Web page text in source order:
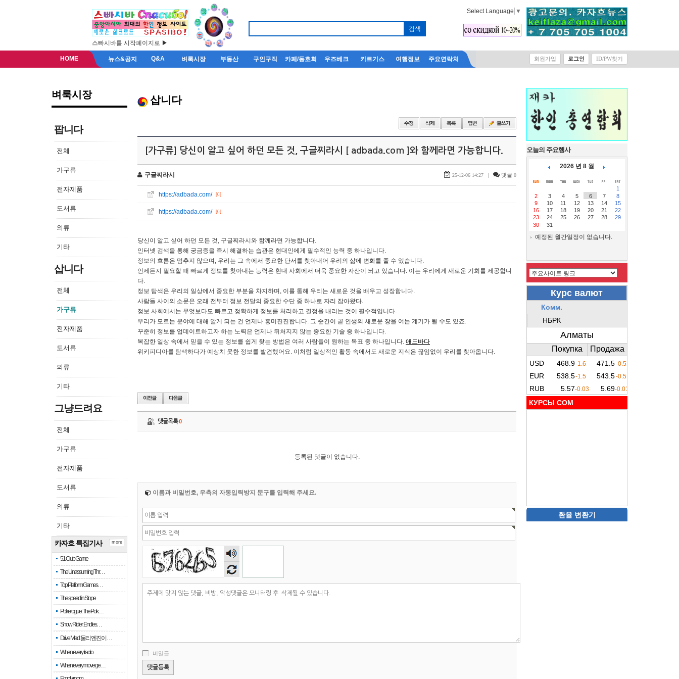
스빠시바를 시작페이지로 ▶
Select Language ▼
HOME 뉴스&공지 Q&A 벼룩시장 부동산 구인구직 카페/동호회 우즈베크 키르기스 여행정보 주요연락처 회원가입 로그인 ID/PW찾기
벼룩시장
팝니다
전체
가구류
전자제품
도서류
의류
기타
삽니다
전체
가구류
전자제품
도서류
의류
기타
그냥드려요
전체
가구류
전자제품
도서류
의류
기타
카자흐 특집기사
51 Club Game
The Unassuming Thr…
Top Platform Games…
The speed in Slope
Pokerogue: The Pok…
Snow Rider: Endles…
Drive Mad: 물리 엔진이 …
When every fractio…
When every move ge…
more
삽니다
[가구류] 당신이 알고 싶어 하던 모든 것, 구글찌라시 [ adbada.com ]와 함께라면 가능합니다.
구글찌라시 25-12-06 14:27 | 댓글 0
https://adbada.com/ [0]
https://adbada.com/ [0]
당신이 알고 싶어 하던 모든 것, 구글찌라시와 함께라면 가능합니다.
인터넷 검색을 통해 궁금증을 즉시 해결하는 습관은 현대인에게 필수적인 능력 중 하나입니다.
정보의 흐름은 멈추지 않으며, 우리는 그 속에서 중요한 단서를 찾아내어 우리의 삶에 변화를 줄 수 있습니다.
언제든지 필요할 때 빠르게 정보를 찾아내는 능력은 현대 사회에서 더욱 중요한 자산이 되고 있습니다. 이는 우리에게 새로운 기회를 제공합니
다.
정보 탐색은 우리의 일상에서 중요한 부분을 차지하며, 이를 통해 우리는 새로운 것을 배우고 성장합니다.
사람들 사이의 소문은 오래 전부터 정보 전달의 중요한 수단 중 하나로 자리 잡아왔다.
정보 사회에서는 무엇보다도 빠르고 정확하게 정보를 처리하고 결정을 내리는 것이 필수적입니다.
우리가 모르는 분야에 대해 알게 되는 건 언제나 흥미진진합니다. 그 순간이 곧 인생의 새로운 장을 여는 계기가 될 수도 있죠.
꾸준히 정보를 업데이트하고자 하는 노력은 언제나 뒤처지지 않는 중요한 기술 중 하나입니다.
복잡한 일상 속에서 믿을 수 있는 정보를 쉽게 찾는 방법은 여러 사람들이 원하는 목표 중 하나입니다. 애드바다
위키피디아를 탐색하다가 예상치 못한 정보를 발견했어요. 이처럼 일상적인 활동 속에서도 새로운 지식은 끊임없이 우리를 찾아옵니다.
댓글목록0
등록된 댓글이 없습니다.
이름과 비밀번호, 우측의 자동입력방지 문구를 입력해 주세요.
숫자
음성
듣기
비밀글
오늘의 주요행사
2026 년 8 월
1
2
3 4 5 6 7
8
9
10 11 12 13 14
15
16
17 18 19 20 21
22
23
24 25 26 27 28
29
30
31
예정된 월간일정이 없습니다.
КУРСЫ COM
환율 변환기